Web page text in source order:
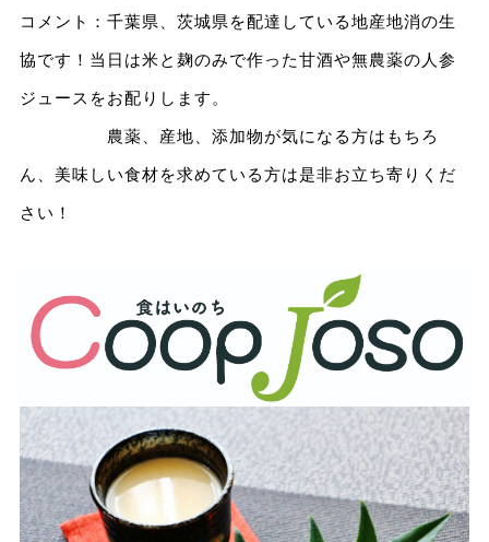
コメント：千葉県、茨城県を配達している地産地消の生
協です！当日は米と麹のみで作った甘酒や無農薬の人参
ジュースをお配りします。
農薬、産地、添加物が気になる方はもちろ
ん、美味しい食材を求めている方は是非お立ち寄りくだ
さい！